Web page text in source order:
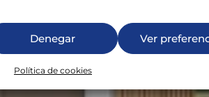
Denegar Ver
Política de cookies